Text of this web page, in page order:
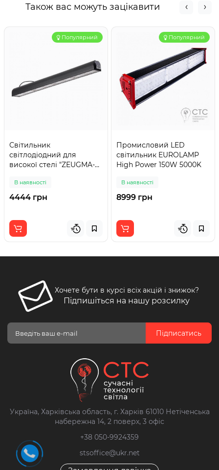
Також вас можуть зацікавити
Популярний
Світильник
світлодіодний для
високої стелі "ZEUGMA-
В наявності
4444 грн
Популярний
Промисловий LED
світильник EUROLAMP
High Power 150W 5000K
В наявності
8999 грн
Хочете бути в курсі всіх акцій і знижок?
Підпишіться на нашу розсилку
Підписатись
Україна, Харківська область, г. Харків 61010 Нетіченська
набережна 14, 2 поверх, 3 офіс
+38 050-9924359
stsoffice@ukr.net